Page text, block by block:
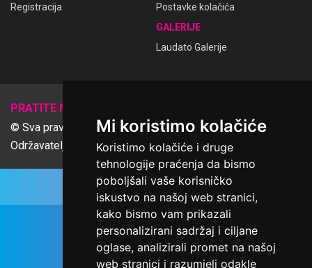
Mi koristimo kolačiće
Koristimo kolačiće i druge
tehnologije praćenja da bismo
poboljšali vaše korisničko
iskustvo na našoj web stranici,
kako bismo vam prikazali
personalizirani sadržaj i ciljane
oglase, analizirali promet na našoj
web stranici i razumjeli odakle
Registracija
Postavke kolačića
GALERIJE
Laudato Galerije
PRATITE NAS
© Sva prava pridržana Udruga Ime dobrote
Održavatelj Netcom d.o.o., Riva 6, Rijeka